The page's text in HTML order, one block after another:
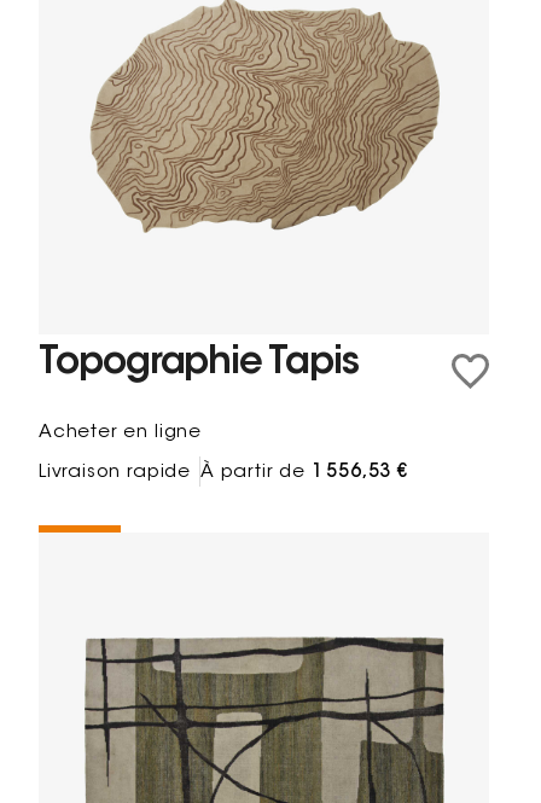
Topographie Tapis
Acheter en ligne
Livraison rapide À partir de 1 556,53 €